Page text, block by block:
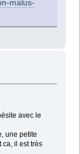
malus-
avec le
une petite
ca, il est très